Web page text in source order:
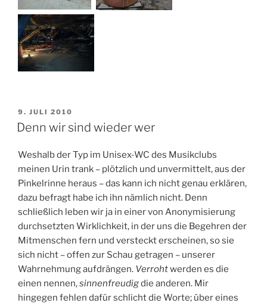
VERÖFFENTLICHT
AM
9. JULI 2010
Denn wir sind wieder wer
Weshalb der Typ im Unisex-WC des Musikclubs
meinen Urin trank – plötzlich und unvermittelt, aus der
Pinkelrinne heraus – das kann ich nicht genau erklären,
dazu befragt habe ich ihn nämlich nicht. Denn
schließlich leben wir ja in einer von Anonymisierung
durchsetzten Wirklichkeit, in der uns die Begehren der
Mitmenschen fern und versteckt erscheinen, so sie
sich nicht – offen zur Schau getragen – unserer
Wahrnehmung aufdrängen. Verrohtwerden es die
einen nennen,sinnenfreudigdie anderen. Mir
hingegen fehlen dafür schlicht die Worte; über eines